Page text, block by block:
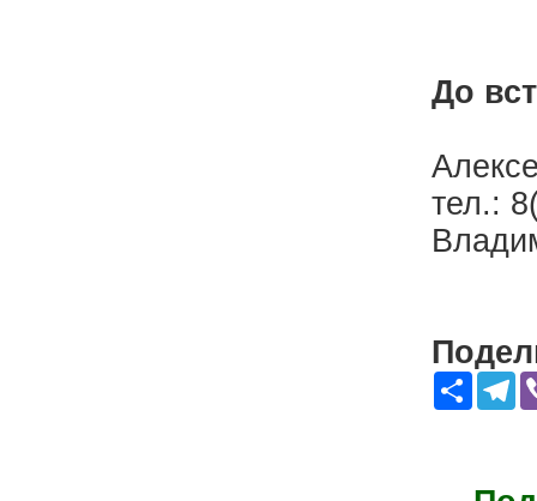
До
тел.:
Share